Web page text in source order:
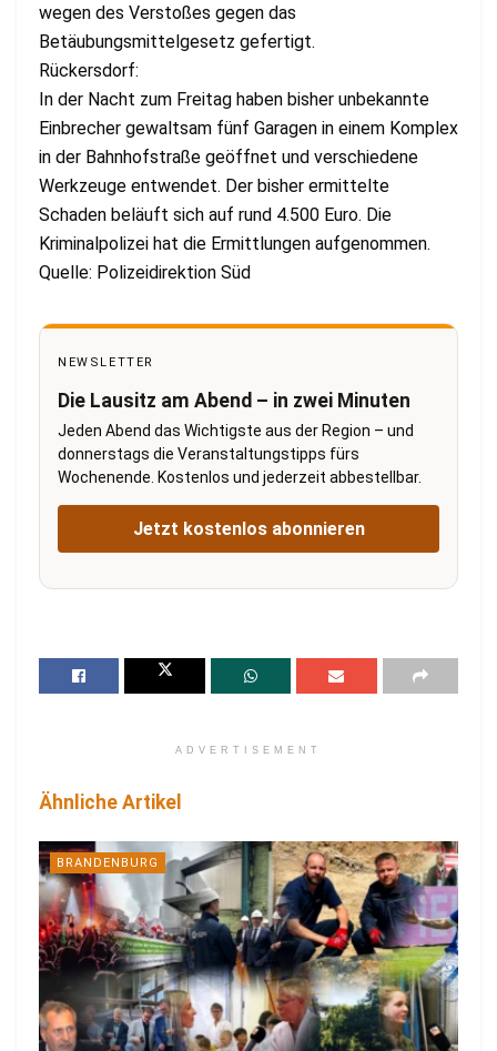
wegen des Verstoßes gegen das
Betäubungsmittelgesetz gefertigt.
Rückersdorf:
In der Nacht zum Freitag haben bisher unbekannte
Einbrecher gewaltsam fünf Garagen in einem Komplex
in der Bahnhofstraße geöffnet und verschiedene
Werkzeuge entwendet. Der bisher ermittelte
Schaden beläuft sich auf rund 4.500 Euro. Die
Kriminalpolizei hat die Ermittlungen aufgenommen.
Quelle: Polizeidirektion Süd
NEWSLETTER
Die Lausitz am Abend – in zwei Minuten
Jeden Abend das Wichtigste aus der Region – und
donnerstags die Veranstaltungstipps fürs
Wochenende. Kostenlos und jederzeit abbestellbar.
Jetzt kostenlos abonnieren
ADVERTISEMENT
Ähnliche Artikel
BRANDENBURG